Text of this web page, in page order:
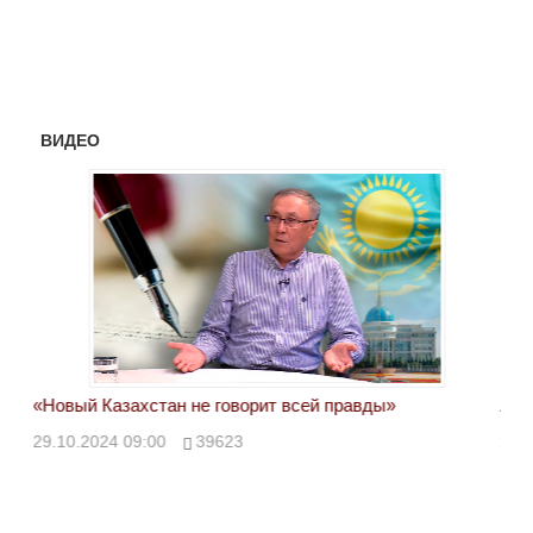
ВИДЕО
«Новый Казахстан не говорит всей правды»
29.10.2024 09:00 39623